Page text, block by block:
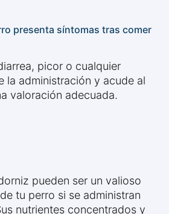
presenta síntomas tras comer
picor o cualquier
la administración y acude al
valoración adecuada.
pueden ser un valioso
tu perro si se administran
nutrientes concentrados y